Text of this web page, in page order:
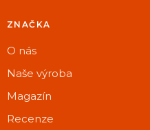
ZNAČKA
O nás
Naše výroba
Magazín
Recenze